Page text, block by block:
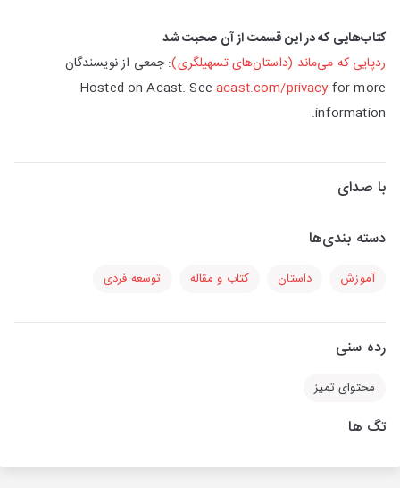
کتاب‌هایی که در این قسمت از آن صحبت شد
ردپایی که می‌ماند (داستان‌های تسهیلگری): جمعی از نویسندگان
Hosted on Acast. Seeacast.com/privacy for more
information.
با صدای
دسته بندی‌ها
آموزش داستان کتاب و مقاله توسعه فردی
رده سنی
محتوای تمیز
تگ ها